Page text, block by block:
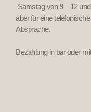
Samstag von 9 – 12
aber für eine
Absprache.
Bezahlung in bar oder